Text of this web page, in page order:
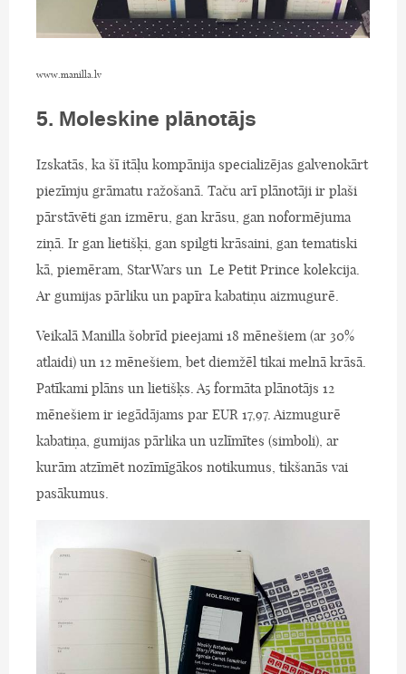
www.manilla.lv
5. Moleskine plānotājs
Izskatās, ka šī itāļu kompānija specializējas galvenokārt
piezīmju grāmatu ražošanā. Taču arī plānotāji ir plaši
pārstāvēti gan izmēru, gan krāsu, gan noformējuma
ziņā. Ir gan lietišķi, gan spilgti krāsaini, gan tematiski
kā, piemēram, StarWars un Le Petit Prince kolekcija.
Ar gumijas pārliku un papīra kabatiņu aizmugurē.
Veikalā Manilla šobrīd pieejami 18 mēnešiem (ar 30%
atlaidi) un 12 mēnešiem, bet diemžēl tikai melnā krāsā.
Patīkami plāns un lietišķs. A5 formāta plānotājs 12
mēnešiem ir iegādājams par EUR 17,97. Aizmugurē
kabatiņa, gumijas pārlika un uzlīmītes (simboli), ar
kurām atzīmēt nozīmīgākos notikumus, tikšanās vai
pasākumus.